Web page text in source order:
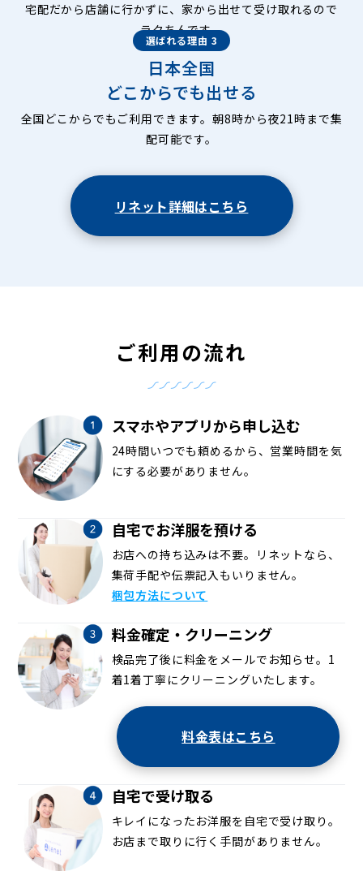
宅配だから店舗に行かずに、家から出せて受け取れるので
ラクちんです。
選ばれる理由 3
日本全国
どこからでも出せる
全国どこからでもご利用できます。朝8時から夜21時まで集
配可能です。
リネット詳細はこちら
ご利用の流れ
スマホやアプリから申し込む
24時間いつでも頼めるから、営業時間を気
にする必要がありません。
自宅でお洋服を預ける
お店への持ち込みは不要。リネットなら、
集荷手配や伝票記入もいりません。
梱包方法について
料金確定・クリーニング
検品完了後に料金をメールでお知らせ。1
着1着丁寧にクリーニングいたします。
料金表はこちら
自宅で受け取る
キレイになったお洋服を自宅で受け取り。
お店まで取りに行く手間がありません。